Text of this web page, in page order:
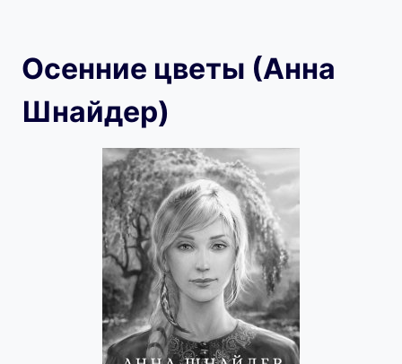
Осенние цветы (Анна
Шнайдер)